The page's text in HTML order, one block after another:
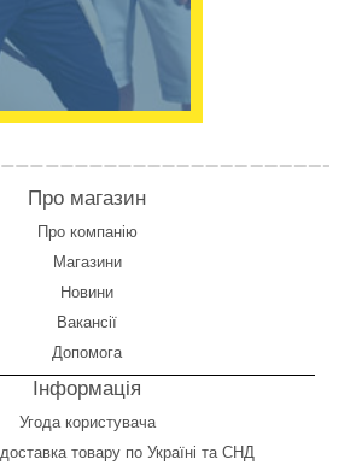
Про магазин
Про компанію
Магазини
Новини
Вакансії
Допомога
Інформація
Угода користувача
доставка товару по Україні та СНД